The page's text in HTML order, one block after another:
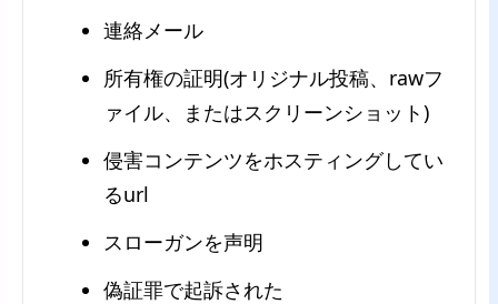
連絡メール
所有権の証明(オリジナル投稿、rawフ
ァイル、またはスクリーンショット)
侵害コンテンツをホスティングしてい
るurl
スローガンを声明
偽証罪で起訴された